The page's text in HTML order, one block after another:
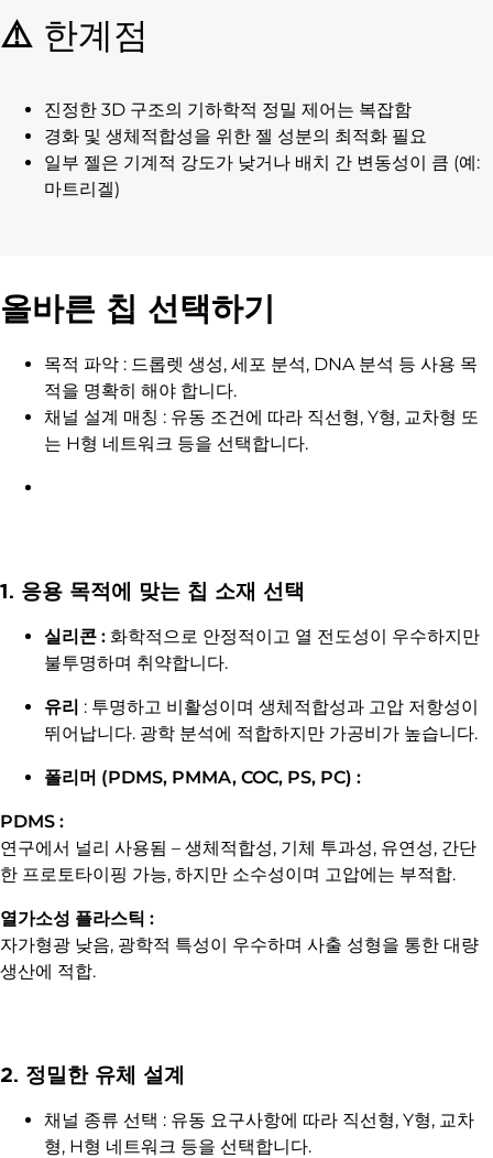
⚠️ 한계점
진정한 3D 구조의 기하학적 정밀 제어는 복잡함
경화 및 생체적합성을 위한 젤 성분의 최적화 필요
일부 젤은 기계적 강도가 낮거나 배치 간 변동성이 큼 (예:
마트리겔)
올바른 칩 선택하기
목적 파악 : 드롭렛 생성, 세포 분석, DNA 분석 등 사용 목
적을 명확히 해야 합니다.
채널 설계 매칭 : 유동 조건에 따라 직선형, Y형, 교차형 또
는 H형 네트워크 등을 선택합니다.
1. 응용 목적에 맞는 칩 소재 선택
실리콘 : 화학적으로 안정적이고 열 전도성이 우수하지만
불투명하며 취약합니다.
유리 : 투명하고 비활성이며 생체적합성과 고압 저항성이
뛰어납니다. 광학 분석에 적합하지만 가공비가 높습니다.
폴리머 (PDMS, PMMA, COC, PS, PC) :
PDMS :
연구에서 널리 사용됨 – 생체적합성, 기체 투과성, 유연성, 간단
한 프로토타이핑 가능, 하지만 소수성이며 고압에는 부적합.
열가소성 플라스틱 :
자가형광 낮음, 광학적 특성이 우수하며 사출 성형을 통한 대량
생산에 적합.
2. 정밀한 유체 설계
채널 종류 선택 : 유동 요구사항에 따라 직선형, Y형, 교차
형, H형 네트워크 등을 선택합니다.